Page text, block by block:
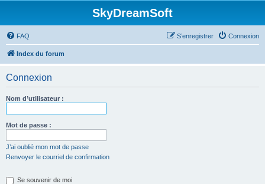
SkyDreamSoft
FAQ Connexion
S’enregistrer
Index du forum
Connexion
Nom d’utilisateur :
Mot de passe :
J’ai oublié mon mot de passe
Renvoyer le courriel de confirmation
Se souvenir de moi